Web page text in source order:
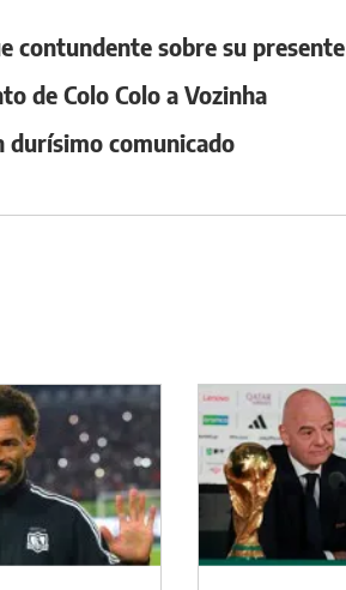
contundente sobre su presente
de Colo Colo a Vozinha
durísimo comunicado